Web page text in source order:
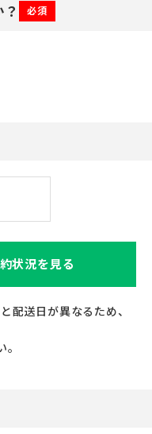
必須
状況を見る
配送日が異なるため、